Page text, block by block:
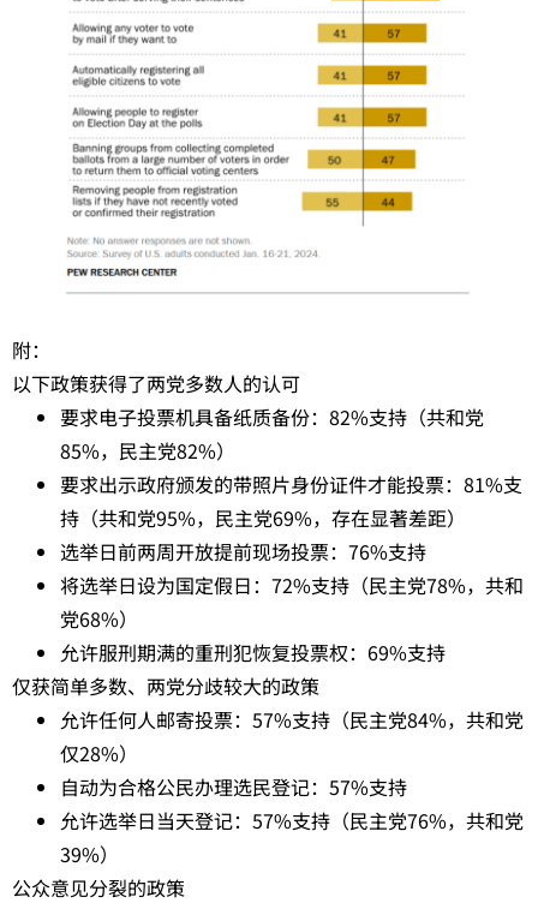
附：
以下政策获得了两党多数人的认可
要求电子投票机具备纸质备份：82%支持（共和党
85%，民主党82%）
要求出示政府颁发的带照片身份证件才能投票：81%支
持（共和党95%，民主党69%，存在显著差距）
选举日前两周开放提前现场投票：76%支持
将选举日设为国定假日：72%支持（民主党78%，共和
党68%）
允许服刑期满的重刑犯恢复投票权：69%支持
仅获简单多数、两党分歧较大的政策
允许任何人邮寄投票：57%支持（民主党84%，共和党
仅28%）
自动为合格公民办理选民登记：57%支持
允许选举日当天登记：57%支持（民主党76%，共和党
39%）
公众意见分裂的政策